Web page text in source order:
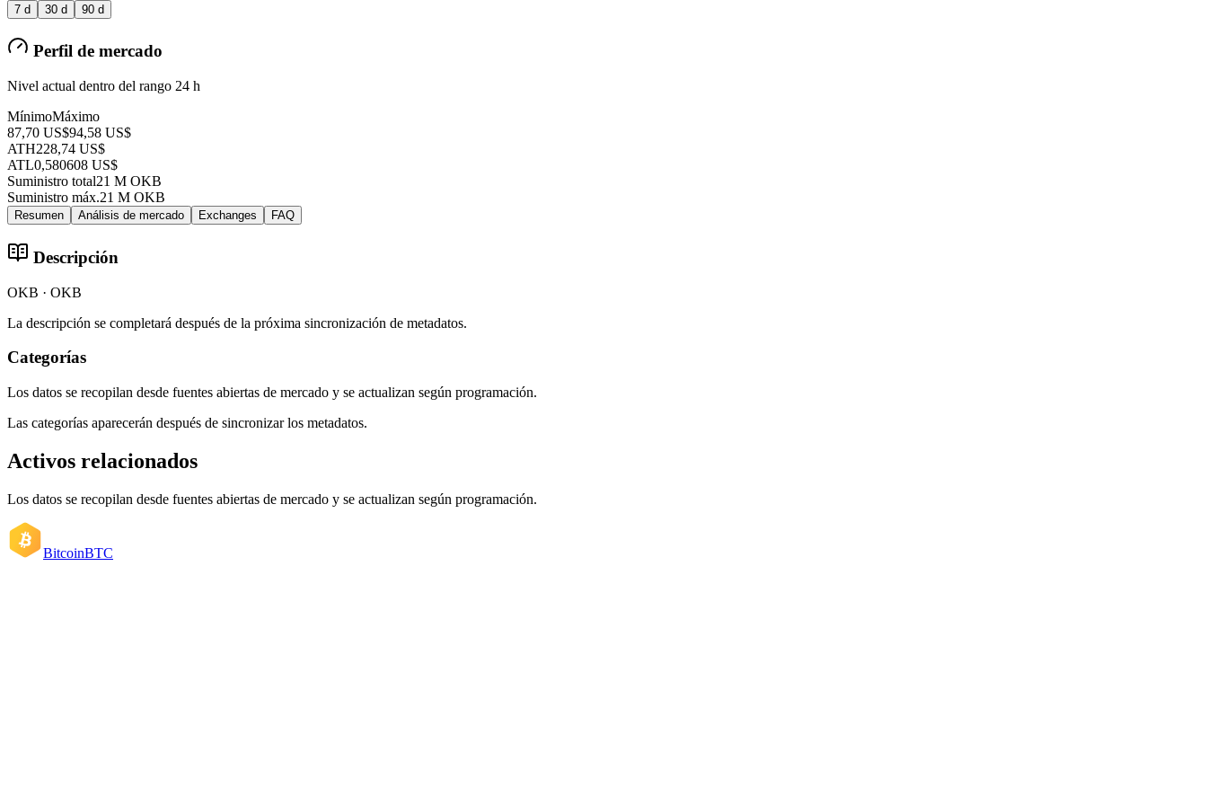
7 d 30 d 90 d
Perfil de mercado
Nivel actual dentro del rango 24 h
MínimoMáximo
87,70 US$94,58 US$
ATH228,74 US$
ATL0,580608 US$
Suministro total21 M OKB
Suministro máx.21 M OKB
Resumen Análisis de mercado Exchanges FAQ
Descripción
OKB · OKB
La descripción se completará después de la próxima sincronización de metadatos.
Categorías
Los datos se recopilan desde fuentes abiertas de mercado y se actualizan según programación.
Las categorías aparecerán después de sincronizar los metadatos.
Activos relacionados
Los datos se recopilan desde fuentes abiertas de mercado y se actualizan según programación.
BitcoinBTC